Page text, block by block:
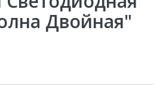
Двойная"